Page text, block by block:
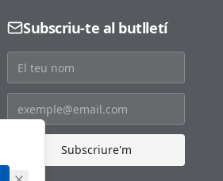
Subscriu-te al butlletí
Subscriure'm